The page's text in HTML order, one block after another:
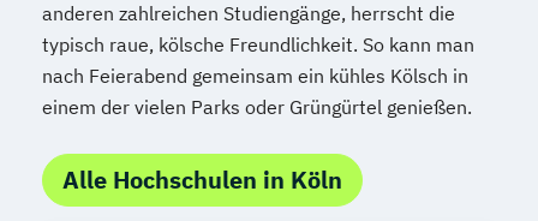
anderen zahlreichen Studiengänge, herrscht die
typisch raue, kölsche Freundlichkeit. So kann man
nach Feierabend gemeinsam ein kühles Kölsch in
einem der vielen Parks oder Grüngürtel genießen.
Alle Hochschulen in Köln